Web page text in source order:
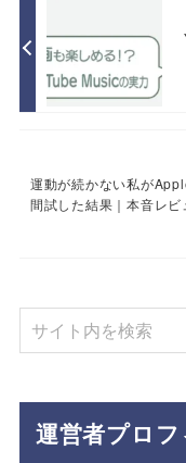
運動が続かない私が
間試した結果｜本音レ
運営者プロフ